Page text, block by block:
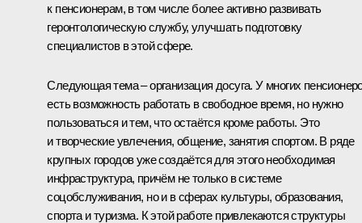
к пенсионерам, в том числе более активно развивать
геронтологическую службу, улучшать подготовку
специалистов в этой сфере.
Следующая тема – организация досуга. У многих
есть возможность работать в свободное время, но нужно
пользоваться и тем, что остаётся кроме работы. Это
и творческие увлечения, общение, занятия спортом. В ряде
крупных городов уже создаётся для этого необходимая
инфраструктура, причём не только в системе
соцобслуживания, но и в сферах культуры, образования,
спорта и туризма. К этой работе привлекаются структуры